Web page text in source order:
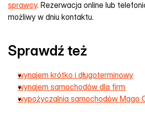
sprawcy. Rezerwacja online lub
możliwy w dniu kontaktu.
Sprawdź też
wynajem krótko i długoterminowy
wynajem samochodów dla firm
wypożyczalnia samochodów Mago